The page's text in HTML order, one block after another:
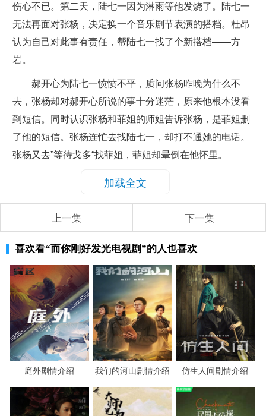
伤心不已。第二天，陆七一因为淋雨等他发烧了。陆七一
无法再面对张杨，决定换一个音乐剧节表演的搭档。杜昂
认为自己对此事有责任，帮陆七一找了个新搭档——方
岩。
郝开心为陆七一愤愤不平，质问张杨昨晚为什么不
去，张杨却对郝开心所说的事十分迷茫，原来他根本没看
到短信。同时认识张杨和菲姐的师姐告诉张杨，是菲姐删
了他的短信。张杨连忙去找陆七一，却打不通她的电话。
张杨又去”等待戈多“找菲姐，菲姐却晕倒在他怀里。
加载全文
上一集 下一集
喜欢看“而你刚好发光电视剧”的人也喜欢
庭外剧情介绍 我们的河山剧情介绍 仿生人间剧情介绍